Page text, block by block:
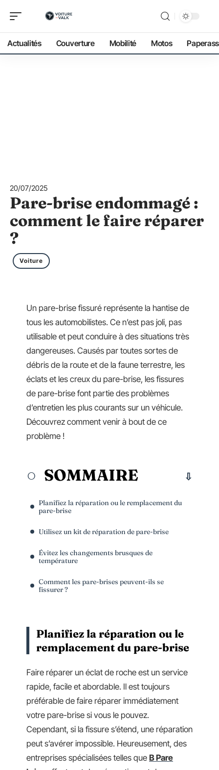
Actualités Couverture Mobilité Motos
20/07/2025
Pare-brise endommagé :
comment le faire réparer
?
Voiture
Un pare-brise fissuré représente la hantise de
tous les automobilistes. Ce n’est pas joli, pas
utilisable et peut conduire à des situations très
dangereuses. Causés par toutes sortes de
débris de la route et de la faune terrestre, les
éclats et les creux du pare-brise, les fissures
de pare-brise font partie des problèmes
d’entretien les plus courants sur un véhicule.
Découvrez comment venir à bout de ce
problème !
SOMMAIRE
Planifiez la réparation ou le remplacement du
pare-brise
Utilisez un kit de réparation de pare-brise
Évitez les changements brusques de
température
Comment les pare-brises peuvent-ils se
fissurer ?
Planifiez la réparation ou le
remplacement du pare-brise
Faire réparer un éclat de roche est un service
rapide, facile et abordable. Il est toujours
préférable de faire réparer immédiatement
votre pare-brise si vous le pouvez.
Cependant, si la fissure s’étend, une réparation
peut s’avérer impossible. Heureusement, des
entreprises spécialisées telles que B Pare